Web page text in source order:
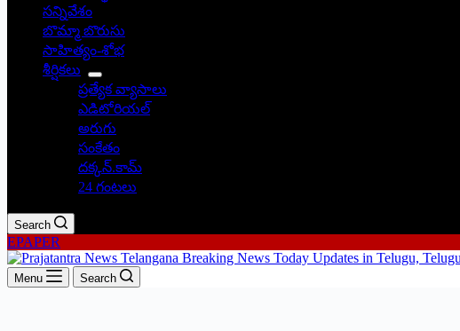
సన్నివేశం
బొమ్మా బొరుసు
సాహిత్యం-శోభ
శీర్షికలు
ప్రత్యేక వ్యాసాలు
ఎడిటోరియల్
అరుగు
సంకేతం
దక్కన్.కామ్
24 గంటలు
Search
EPAPER
Menu Search